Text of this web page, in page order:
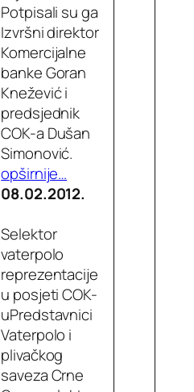
Potpisali su ga
Izvršni direktor
Komercijalne
banke Goran
Knežević i
predsjednik
COK-a Dušan
Simonović.
opširnije…
08.02.2012.
Selektor
vaterpolo
reprezentacije
u posjeti COK-
uPredstavnici
Vaterpolo i
plivačkog
saveza Crne